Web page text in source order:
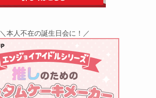
＼本人不在の誕生日会に！／